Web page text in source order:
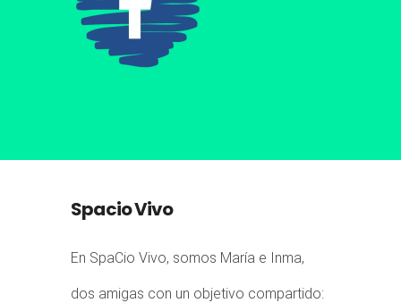
Spacio Vivo
En SpaCio Vivo, somos María e Inma,
dos amigas con un objetivo compartido: